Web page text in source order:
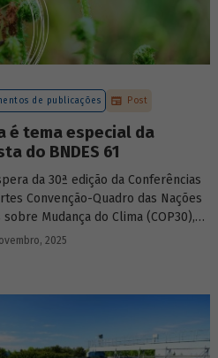
de publicações Post
é tema especial da
do BNDES 61
da 30ª edição da Conferências
Convenção-Quadro das Nações
sobre Mudança do Clima (COP30),
o BNDES lança a edição 61 da
2025